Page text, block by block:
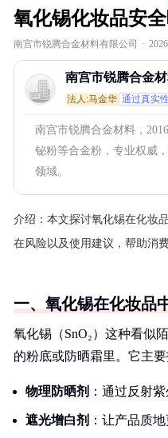
氧化锡化妆品安
南宫市锐腾合金材料有限公司 ·
南宫市锐腾合金
法人:马金华 通过真实
南宫市锐腾合金材料，
铋粉等合金粉，专业权威
领域。
介绍： 本文探讨氧化锡在化妆
在风险以及使用建议，帮助消
一、氧化锡在化妆品
氧化锡（SnO₂）这种看似
的粉底或防晒霜里。它主要
物理防晒剂 ：通过反射
遮光增白剂 ：让产品质